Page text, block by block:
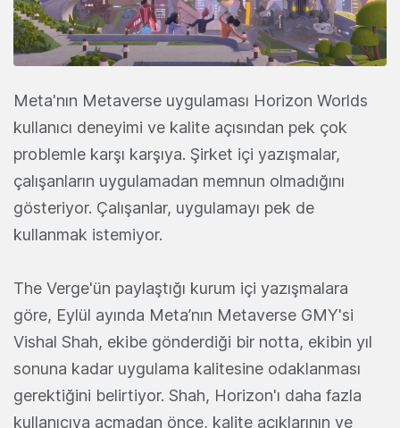
Meta'nın Metaverse uygulaması Horizon Worlds
kullanıcı deneyimi ve kalite açısından pek çok
problemle karşı karşıya. Şirket içi yazışmalar,
çalışanların uygulamadan memnun olmadığını
gösteriyor. Çalışanlar, uygulamayı pek de
kullanmak istemiyor.
The Verge'ün paylaştığı kurum içi yazışmalara
göre, Eylül ayında Meta’nın Metaverse GMY'si
Vishal Shah, ekibe gönderdiği bir notta, ekibin yıl
sonuna kadar uygulama kalitesine odaklanması
gerektiğini belirtiyor. Shah, Horizon'ı daha fazla
kullanıcıya açmadan önce, kalite açıklarının ve